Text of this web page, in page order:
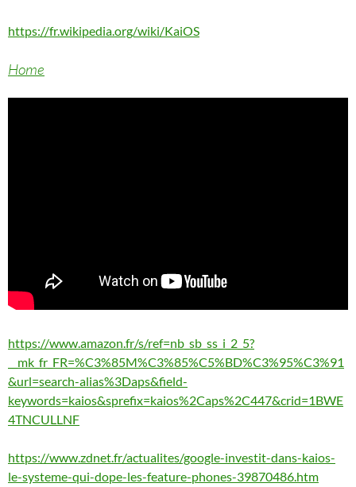
https://fr.wikipedia.org/wiki/KaiOS
Home
https://www.amazon.fr/s/ref=nb_sb_ss_i_2_5?
__mk_fr_FR=%C3%85M%C3%85%C5%BD%C3%95%C3%91
&url=search-alias%3Daps&field-
keywords=kaios&sprefix=kaios%2Caps%2C447&crid=1BWE
4TNCULLNF
https://www.zdnet.fr/actualites/google-investit-dans-kaios-
le-systeme-qui-dope-les-feature-phones-39870486.htm